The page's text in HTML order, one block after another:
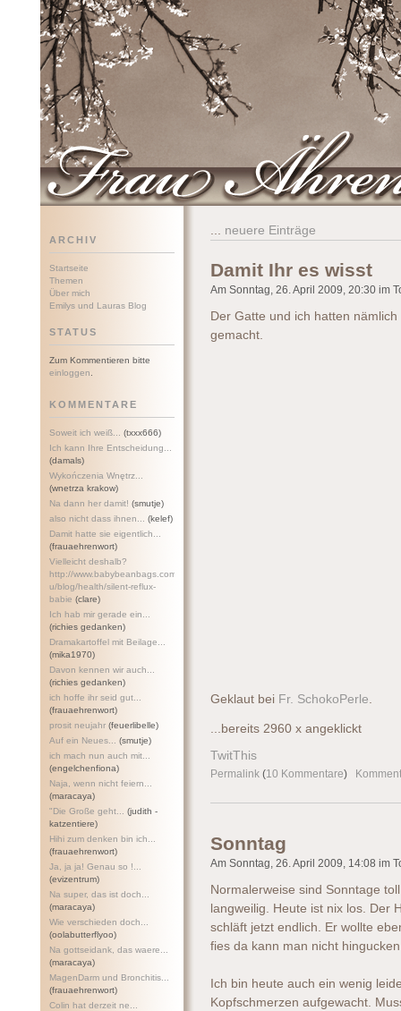
ARCHIV
Startseite
Themen
Über mich
Emilys und Lauras Blog
STATUS
Zum Kommentieren bitte
einloggen
KOMMENTARE
Soweit ich weiß...
(txxx666)
Ich kann Ihre Entscheidung...
(damals)
Wykończenia Wnętrz...
(wnetrza krakow)
Na dann her damit! (smutje)
also nicht dass ihnen...
(kelef)
Damit hatte sie eigentlich...
(frauaehrenwort)
Vielleicht deshalb?
http://www.babybeanbags.com.a
u/blog/health/silent-reflux-
babie (clare)
Ich hab mir gerade ein...
(richies gedanken)
Dramakartoffel mit Beilage...
(mika1970)
Davon kennen wir auch...
(richies gedanken)
ich hoffe ihr seid gut...
(frauaehrenwort)
prosit neujahr (feuerlibelle)
Auf ein Neues...
(smutje)
ich mach nun auch mit...
(engelchenfiona)
Naja, wenn nicht feiern...
(maracaya)
"Die Große geht...
(judith -
katzentiere)
Hihi zum denken bin ich...
(frauaehrenwort)
Ja, ja ja! Genau so !...
(evizentrum)
Na super, das ist doch...
(maracaya)
Wie verschieden doch...
(oolabutterflyoo)
Na gottseidank, das waere...
(maracaya)
MagenDarm und Bronchitis...
(frauaehrenwort)
Colin hat derzeit ne...
... neuere Einträge
Damit Ihr es wisst
Am Sonntag, 26. April 2009, 20:30 im
Der Gatte und ich hatten
gemacht.
Geklaut bei Fr. SchokoPerle.
...bereits 2960 x angeklickt
TwitThis
Permalink (10 Kommentare)
Sonntag
Am Sonntag, 26. April 2009, 14:08 im
Normalerweise sind Sonntage
langweilig. Heute ist nix los. Der
schläft jetzt endlich. Er wollte
fies da kann man nicht
Ich bin heute auch ein wenig
Kopfschmerzen aufgewacht.